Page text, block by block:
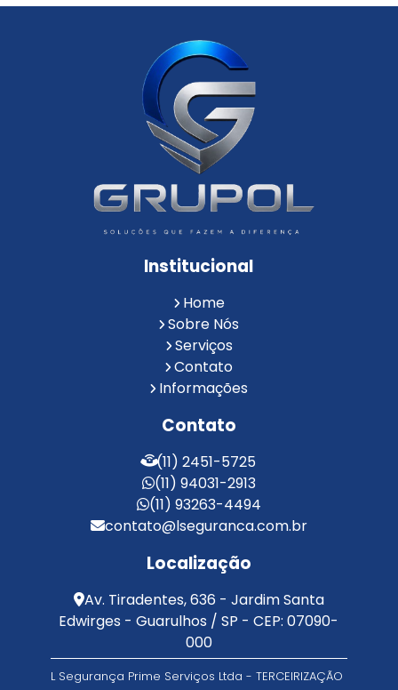
Empresa de Alarmes
Empresa de Facilities
Empresa de Instalação de Câmeras de Segurança
Empresa de Limpeza e Portaria
Empresas de Limpeza de Condomínios
Empresas de Monitoramento Cftv
Facility Terceirização
Instalação de Cftv
Instalação de Cercas Elétricas Residenciais
Monitoramento de Alarme 24 Horas
Portaria e Limpeza
Portaria Inteligente
Portaria Remota
Reconhecimento Facial em Condomínios
Reconhecimento Facial para Condomínios
Reconhecimento Facial para Portaria
Reconhecimento Facial Portaria
Serviço de Limpeza Terceirizado
Serviço de Portaria e Limpeza
Serviços de Limpeza e Portaria
Terceirização de Facilities
Terceirização de Portaria
Zeladoria de Condomínios
Institucional
Home
Sobre Nós
Serviços
Contato
Informações
Contato
(11) 2451-5725
(11) 94031-2913
(11) 93263-4494
contato@lseguranca.com.br
Localização
Av. Tiradentes, 636 - Jardim Santa
Edwirges - Guarulhos / SP - CEP: 07090-
000
L Segurança Prime Serviços Ltda - TERCEIRIZAÇÃO